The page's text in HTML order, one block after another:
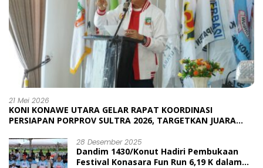
21 Mei 2026
KONI KONAWE UTARA GELAR RAPAT KOORDINASI
PERSIAPAN PORPROV SULTRA 2026, TARGETKAN JUARA
28 Desember 2025
Dandim 1430/Konut Hadiri Pembukaan
Festival Konasara Fun Run 6,19 K dalam